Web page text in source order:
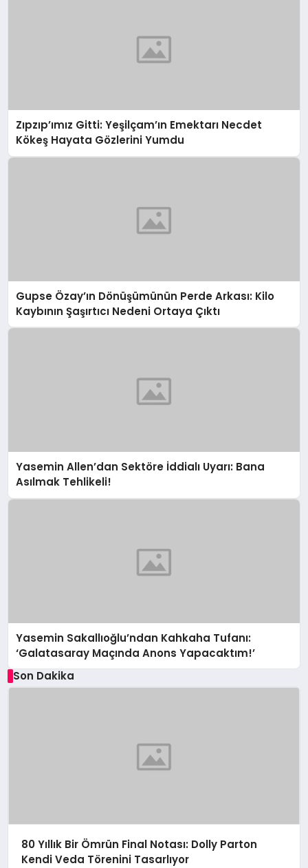
Zıpzıp’ımız Gitti: Yeşilçam’ın Emektarı Necdet
Kökeş Hayata Gözlerini Yumdu
Gupse Özay’ın Dönüşümünün Perde Arkası: Kilo
Kaybının Şaşırtıcı Nedeni Ortaya Çıktı
Yasemin Allen’dan Sektöre İddialı Uyarı: Bana
Asılmak Tehlikeli!
Yasemin Sakallıoğlu’ndan Kahkaha Tufanı:
‘Galatasaray Maçında Anons Yapacaktım!’
Son Dakika
80 Yıllık Bir Ömrün Final Notası: Dolly Parton
Kendi Veda Törenini Tasarlıyor